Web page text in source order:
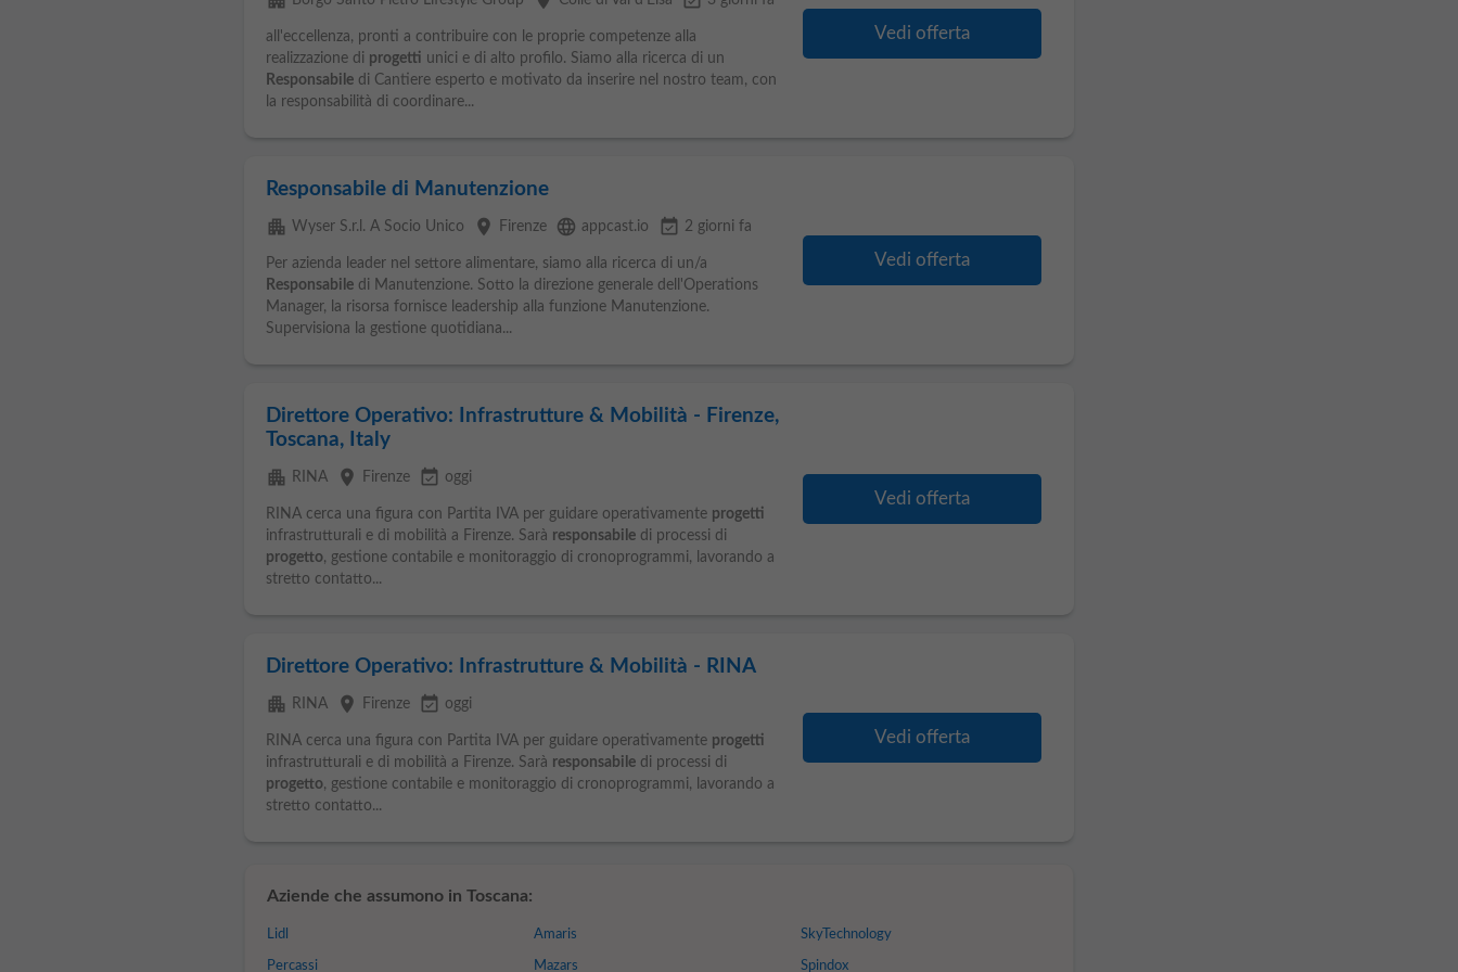
all'eccellenza, pronti a contribuire con le proprie competenze alla
realizzazione di progetti unici e di alto profilo. Siamo alla ricerca di un
Responsabiledi Cantiere esperto e motivato da inserire nel nostro team, con
la responsabilità di coordinare...
Vedi offerta
Responsabile di Manutenzione
apartment Wyser S.r.l. A Socio Unico place Firenze language appcast.io event_available 2 giorni fa
Per azienda leader nel settore alimentare, siamo alla ricerca di un/a
Responsabiledi Manutenzione. Sotto la direzione generale dell'Operations
Manager, la risorsa fornisce leadership alla funzione Manutenzione.
Supervisiona la gestione quotidiana...
Vedi offerta
Direttore Operativo: Infrastrutture & Mobilità - Firenze,
Toscana, Italy
apartment RINA place Firenze event_available oggi
RINA cerca una figura con Partita IVA per guidare operativamente progetti
infrastrutturali e di mobilità a Firenze. Sarà responsabiledi processi di
progetto, gestione contabile e monitoraggio di cronoprogrammi, lavorando a
stretto contatto...
Vedi offerta
Direttore Operativo: Infrastrutture & Mobilità - RINA
apartment RINA place Firenze event_available oggi
RINA cerca una figura con Partita IVA per guidare operativamente progetti
infrastrutturali e di mobilità a Firenze. Sarà responsabiledi processi di
progetto, gestione contabile e monitoraggio di cronoprogrammi, lavorando a
stretto contatto...
Vedi offerta
Aziende che assumono in Toscana:
Lidl
Percassi
Amaris
Mazars
SkyTechnology
Spindox